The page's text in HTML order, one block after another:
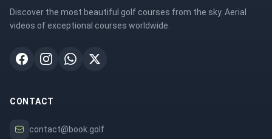
Discover the most beautiful golf courses from the sky. Aerial
videos of exceptional courses worldwide.
CONTACT
contact@book.golf